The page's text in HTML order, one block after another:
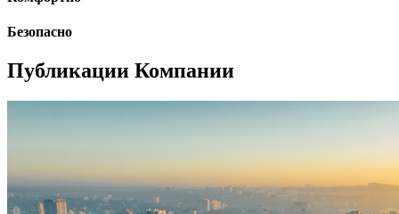
Безопасно
Публикации Компании